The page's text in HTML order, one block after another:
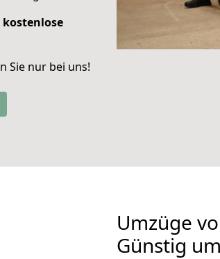
Sie nur bei uns!
Umzüge
Günstig